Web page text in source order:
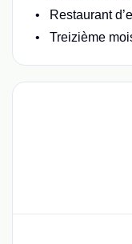
Restaurant
Treizième